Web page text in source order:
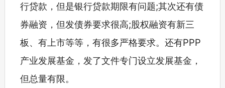
行贷款，但是银行贷款期限有问题;其次还有债
券融资，但发债券要求很高;股权融资有新三
板、有上市等等，有很多严格要求。还有PPP
产业发展基金，发了文件专门设立发展基金，
但总量有限。